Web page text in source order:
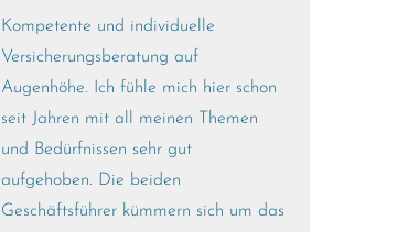
Kompetente und individuelle
Versicherungsberatung auf
Augenhöhe. Ich fühle mich hier schon
seit Jahren mit all meinen Themen
und Bedürfnissen sehr gut
aufgehoben. Die beiden
Geschäftsführer kümmern sich um das